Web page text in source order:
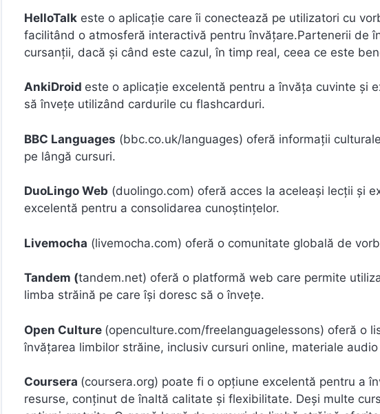
HelloTalk este o aplicație care îi conectează pe utilizatori cu
facilitând o atmosferă interactivă pentru învățare.Partenerii de
cursanții, dacă și când este cazul, în timp real, ceea ce este
AnkiDroid este o aplicație excelentă pentru a învăța cuvinte și
să învețe utilizând cardurile cu flashcarduri.
BBC Languages (bbc.co.uk/languages) oferă informații
pe lângă cursuri.
DuoLingo Web (duolingo.com) oferă acces la aceleași lecții și
excelentă pentru a consolidarea cunoștințelor.
Livemocha (livemocha.com) oferă o comunitate globală de
Tandem (tandem.net) oferă o platformă web care permite
limba străină pe care își doresc să o învețe.
Open Culture (openculture.com/freelanguagelessons) oferă o
învățarea limbilor străine, inclusiv cursuri online, materiale
Coursera (coursera.org) poate fi o opțiune excelentă pentru a
resurse, conținut de înaltă calitate și flexibilitate. Deși multe